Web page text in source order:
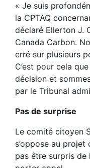
« Je suis
la CPTAQ
déclaré Ellerton J.
Canada Carbon.
erré sur plusieurs
C’est pour cela
décision et
par le Tribunal
Pas de surprise
Le comité citoyen
s’oppose au
pas être surpris